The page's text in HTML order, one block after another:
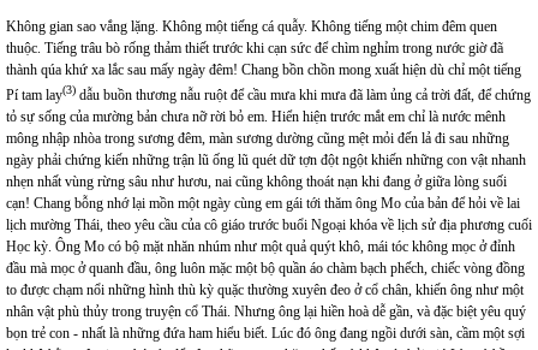
Không gian sao vắng lặng. Không một tiếng cá quẫy. Không tiếng một chim đêm quen
thuộc. Tiếng trâu bò rống thảm thiết trước khi cạn sức để chìm nghỉm trong nước giờ đã
thành qúa khứ xa lắc sau mấy ngày đêm! Chang bồn chồn mong xuất hiện dù chỉ một tiếng
Pí tam lay(3) dẫu buồn thương nẫu ruột để cầu mưa khi mưa đã làm ủng cả trời đất, để chứng
tỏ sự sống của mường bản chưa nỡ rời bỏ em. Hiển hiện trước mắt em chỉ là nước mênh
mông nhập nhòa trong sương đêm, màn sương dường cũng mệt mỏi đến lả đi sau những
ngày phải chứng kiến những trận lũ ống lũ quét dữ tợn đột ngột khiến những con vật nhanh
nhẹn nhất vùng rừng sâu như hươu, nai cũng không thoát nạn khi đang ở giữa lòng suối
cạn! Chang bỗng nhớ lại mồn một ngày cùng em gái tới thăm ông Mo của bản để hỏi về lai
lịch mường Thái, theo yêu cầu của cô giáo trước buổi Ngoại khóa về lịch sử địa phương cuối
Học kỳ. Ông Mo có bộ mặt nhăn nhúm như một quả quýt khô, mái tóc không mọc ở đỉnh
đầu mà mọc ở quanh đầu, ông luôn mặc một bộ quần áo chàm bạch phếch, chiếc vòng đồng
to được chạm nổi những hình thù kỳ quặc thường xuyên đeo ở cổ chân, khiến ông như một
nhân vật phù thủy trong truyện cổ Thái. Nhưng ông lại hiền hoà dễ gần, và đặc biệt yêu quý
bọn trẻ con - nhất là những đứa ham hiểu biết. Lúc đó ông đang ngồi dưới sàn, cầm một sợi